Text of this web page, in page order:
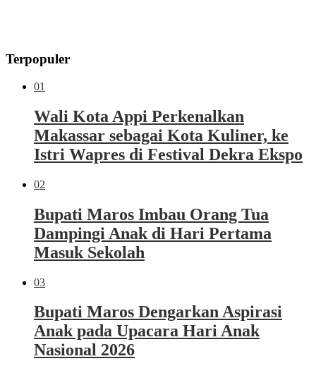
Terpopuler
01
Wali Kota Appi Perkenalkan
Makassar sebagai Kota Kuliner, ke
Istri Wapres di Festival Dekra Ekspo
02
Bupati Maros Imbau Orang Tua
Dampingi Anak di Hari Pertama
Masuk Sekolah
03
Bupati Maros Dengarkan Aspirasi
Anak pada Upacara Hari Anak
Nasional 2026